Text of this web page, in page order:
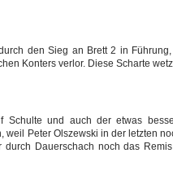
den Sieg an Brett 2 in
Konters verlor. Diese Scharte
und auch der etwas
weil Peter Olszewski in der letzten
Dauerschach noch das